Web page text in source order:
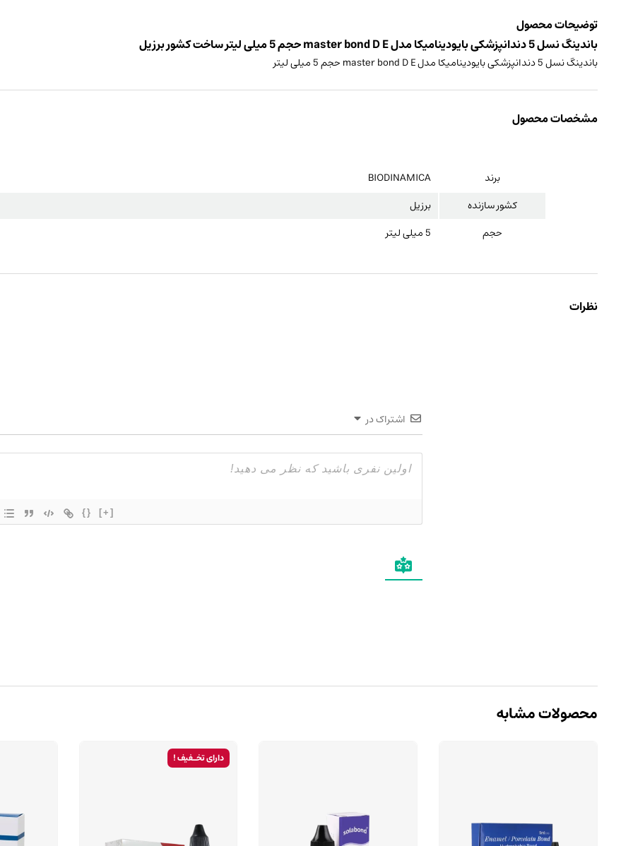
توضیحات محصول
باندینگ نسل 5 دندانپزشکی بایودینامیکا مدل master bond D E حجم 5 میلی لیتر ساخت کشور برزیل
باندینگ نسل 5 دندانپزشکی بایودینامیکا مدل master bond D E حجم 5 میلی لیتر
مشخصات محصول
برند
BIODINAMICA
کشور سازنده
برزیل
حجم
5 میلی لیتر
نظرات
اشتراک در
{} [+]
محصولات مشابه
دارای تخـفیف !